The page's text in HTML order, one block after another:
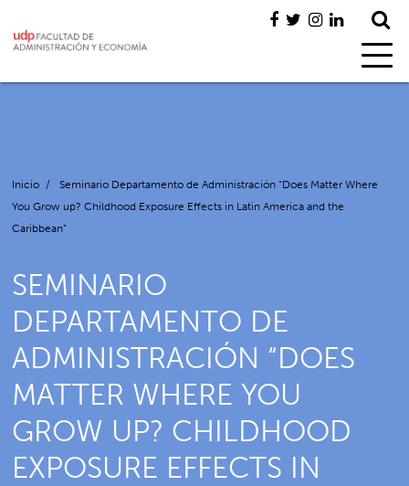
Inicio /
Seminario Departamento de Administración “Does Matter Where
You Grow up? Childhood Exposure Effects in Latin America and the
Caribbean”
SEMINARIO
DEPARTAMENTO DE
ADMINISTRACIÓN “DOES
MATTER WHERE YOU
GROW UP? CHILDHOOD
EXPOSURE EFFECTS IN